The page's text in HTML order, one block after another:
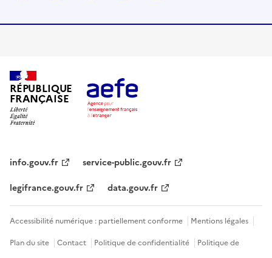
RÉPUBLIQUE
FRANÇAISE
info.gouv.fr
service-public.gouv.fr
legifrance.gouv.fr
data.gouv.fr
Accessibilité numérique : partiellement conforme
Mentions légales
Plan du site
Contact Politique de confidentialité Politique de